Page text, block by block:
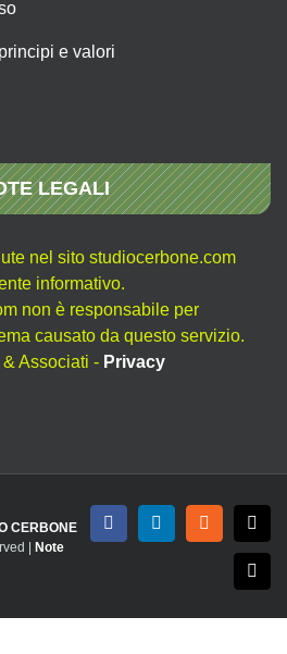
e valori
LEGALI
nel sito studiocerbone.com
informativo.
non è responsabile per
causato da questo servizio.
Associati - Privacy
CERBONE
|
Note
FacebookLinkedInRss X